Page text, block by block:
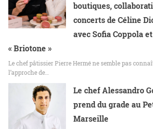
boutiques,
concerts de Céline
avec Sofia Coppola
« Briotone »
Le chef pâtissier Pierre Hermé ne semble pas
l’approche de…
Le chef Alessandro
prend du grade au
Marseille